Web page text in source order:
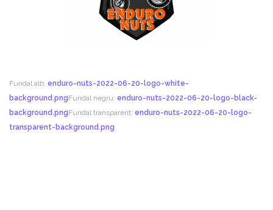
Fundal alb: enduro-nuts-2022-06-20-logo-white-
background.pngFundal negru: enduro-nuts-2022-06-20-logo-black-
background.pngFundal transparent: enduro-nuts-2022-06-20-logo-
transparent-background.png